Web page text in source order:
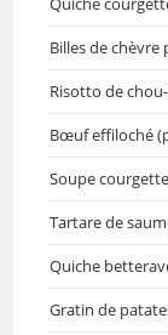
Billes de chèvre
Risotto de
Bœuf effiloché
Soupe
Tartare de
Quiche
Gratin de